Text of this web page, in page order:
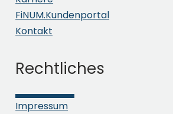
FiNUM.Kundenportal
Kontakt
Rechtliches
Impressum
Absenden